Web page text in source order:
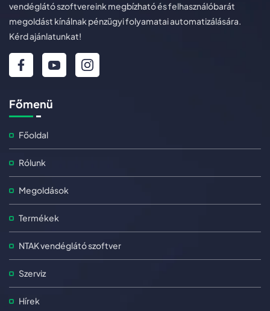
vendéglátó szoftvereink megbízható és felhasználóbarát
megoldást kínálnak pénzügyi folyamatai automatizálására.
Kérd ajánlatunkat!
Főmenü
Főoldal
Rólunk
Megoldások
Termékek
NTAK vendéglátó szoftver
Szerviz
Hírek